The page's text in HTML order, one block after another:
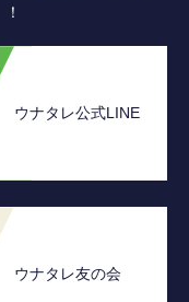
ウナタレ公式LINE
ウナタレ友の会